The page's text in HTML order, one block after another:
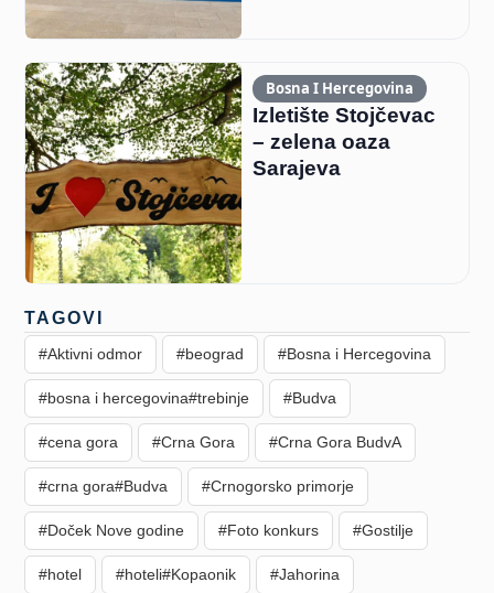
Bosna I Hercegovina
Izletište Stojčevac
– zelena oaza
Sarajeva
TAGOVI
#Aktivni odmor #beograd #Bosna i Hercegovina
#bosna i hercegovina#trebinje #Budva
#cena gora #Crna Gora #Crna Gora BudvA
#crna gora#Budva #Crnogorsko primorje
#Doček Nove godine #Foto konkurs #Gostilje
#hotel #hoteli#Kopaonik #Jahorina